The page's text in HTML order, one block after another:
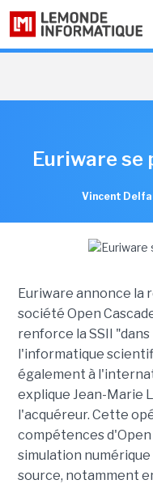
Euriware se
Vincent
Euriware annonce la
société Open
renforce la SSII
l'informatique
également à
explique Jean-Marie
l'acquéreur. Cette
compétences
simulation
source, notamment